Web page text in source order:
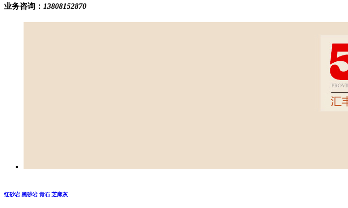
业务咨询： 13808152870
红砂岩 黑砂岩 青石 芝麻灰